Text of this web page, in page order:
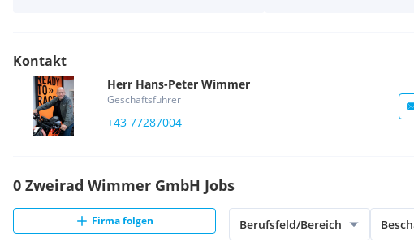
Kontakt
Herr Hans-Peter Wimmer
Geschäftsführer
+43 77287004
0 Zweirad Wimmer GmbH Jobs
Firma folgen Berufsfeld/Bereich